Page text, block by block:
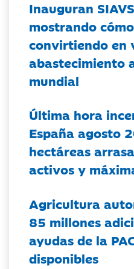
Inauguran
mostrando
convirtiendo en
abastecimiento
mundial
Última hora
España agosto
hectáreas
activos y
Agricultura
85 millones
ayudas de la
disponibles